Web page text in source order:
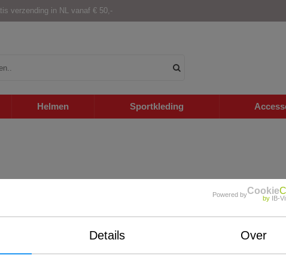
verzending in NL vanaf € 50,-
Helmen Sportkleding
Powered byCookie
by IB-
Details Over